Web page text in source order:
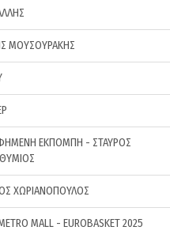
ΜΟΥΣΟΥΡΑΚΗΣ
ΕΚΠΟΜΠΗ - ΣΤΑΥΡΟΣ
ΧΩΡΙΑΝΟΠΟΥΛΟΣ
MALL - EUROBASKET 2025